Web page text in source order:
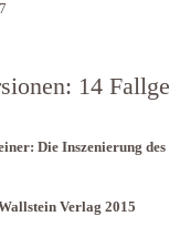
14
Die Inszenierung
Verlag 2015